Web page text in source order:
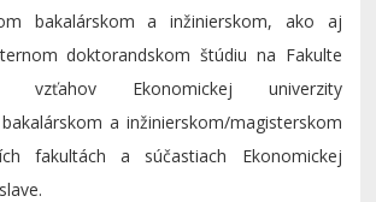
bakalárskom a inžinierskom, ako aj
doktorandskom štúdiu na Fakulte
vzťahov Ekonomickej univerzity
a inžinierskom/magisterskom
fakultách a súčastiach Ekonomickej